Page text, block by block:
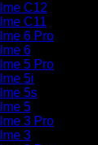
C12
C11
6 Pro
6
5 Pro
5i
5s
5
3 Pro
3